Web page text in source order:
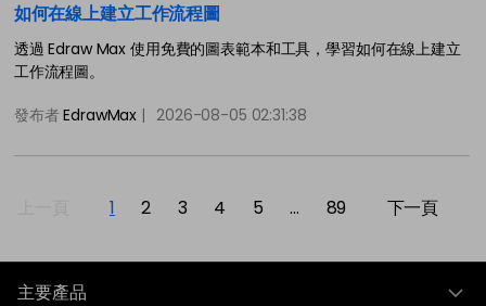
如何在線上建立工作流程圖
透過 Edraw Max 使用免費的圖表範本和工具，學習如何在線上建立
工作流程圖。
發布者EdrawMax | 2026-08-05 02:31:38
1 2 3 4 5 ... 89 下一頁
主要產品